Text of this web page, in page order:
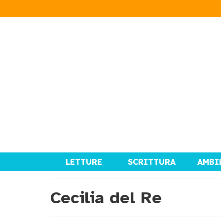
LETTURE SCRITTURA
Cecilia del Re